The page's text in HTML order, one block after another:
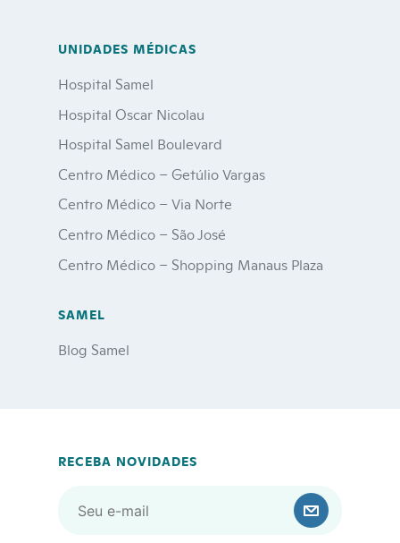
UNIDADES MÉDICAS
Hospital Samel
Hospital Oscar Nicolau
Hospital Samel Boulevard
Centro Médico – Getúlio Vargas
Centro Médico – Via Norte
Centro Médico – São José
Centro Médico – Shopping Manaus Plaza
SAMEL
Blog Samel
RECEBA NOVIDADES